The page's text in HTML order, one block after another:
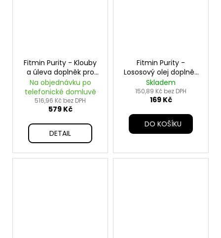
Fitmin Purity - Klouby
a úleva doplněk pro
psy - 200 g
Na objednávku po
telefonické domluvě
516,96 Kč bez DPH
579 Kč
DETAIL
Fitmin Purity -
Lososový olej doplněk
- 300 ml
Skladem
150,89 Kč bez DPH
169 Kč
DO KOŠÍKU